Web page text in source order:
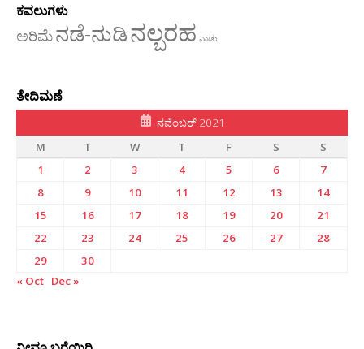
ಕವಲುಗಳು
ಅರಿಮೆನಡೆ-ನುಡಿನಲ್ಬರಹ ನಾಡು
ತೇದಿಮಣೆ
ನವೆಂಬರ್ 2021
M
T W T F S
S
1
2 3 4 5 6
7
8
9 10 11 12 13
14
15
16 17 18 19 20
21
22
23 24 25 26 27
28
29
30
« Oct Dec »